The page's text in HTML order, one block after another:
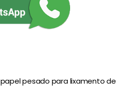
pesado para lixamento de